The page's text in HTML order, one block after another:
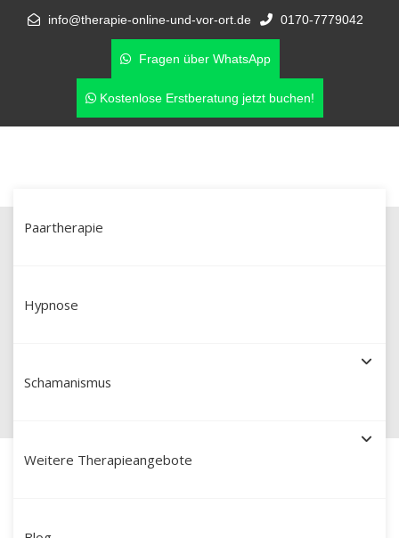
info@therapie-online-und-vor-ort.de 0170-7779042
Fragen über WhatsApp
Kostenlose Erstberatung jetzt buchen!
Paartherapie
Hypnose
Schamanismus
Weitere Therapieangebote
Sozialpädagoge aus Peru)